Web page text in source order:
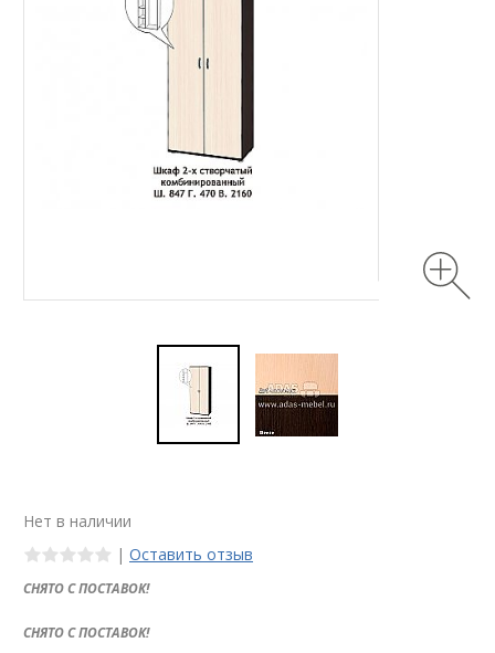
Нет в наличии
| Оставить отзыв
СНЯТО С ПОСТАВОК!
СНЯТО С ПОСТАВОК!